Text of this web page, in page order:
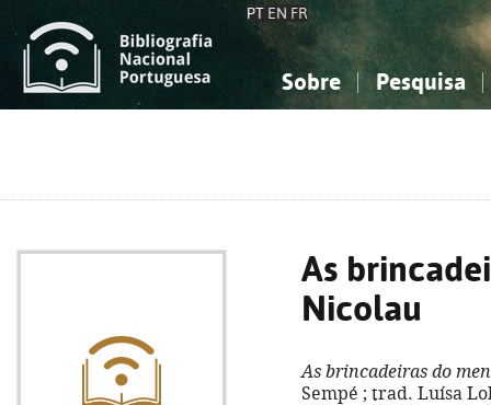
PT EN FR
Sobre Pesquisa
As
Nicolau
As brincadeiras do
Sempé ; trad. Luísa